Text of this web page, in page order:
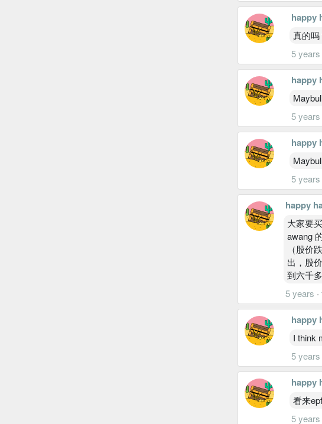
happy
真的吗
5 years
happy
5 years
happy
5 years
happy
大家要
awang
（股价
出，股
到六千
5 years ·
happy
I think
5 years
happy
看来
5 years